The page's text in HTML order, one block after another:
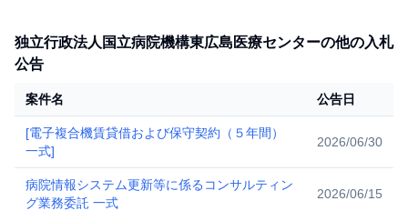
独立行政法人国立病院機構東広島医療センターの他の入札
公告
案件名 公告日
[電子複合機賃貸借および保守契約（５年間）
一式]
2026/06/30
病院情報システム更新等に係るコンサルティン
グ業務委託 一式
2026/06/15